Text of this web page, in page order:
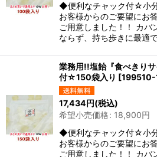
◆便利なチャック付☆小
お客様からのご要望にお
ご用意しました！！ カバ
ならず、持ち歩きに最
業務用!!塩飴『食べきり
付☆150袋入り [
17,434円(税込)
希望小売価格: 18,900円
◆便利なチャック付☆小
お客様からのご要望にお
ご用意しました！！ カバ